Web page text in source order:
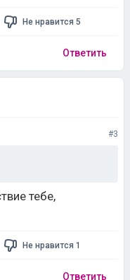
Не нравится 5
Ответить
#3
тебе,
Не нравится 1
Ответить